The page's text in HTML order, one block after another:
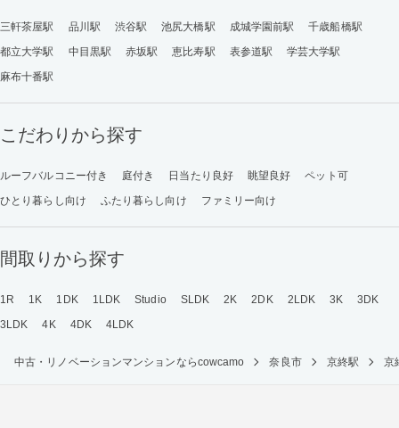
三軒茶屋駅 品川駅 渋谷駅 池尻大橋駅 成城学園前駅
千歳船橋駅
都立大学駅
中目黒駅 赤坂駅 恵比寿駅 表参道駅
学芸大学駅
麻布十番駅
こだわりから探す
ルーフバルコニー付き 庭付き 日当たり良好 眺望良好
ペット可
ひとり暮らし向け
ふたり暮らし向け ファミリー向け
間取りから探す
1R 1K 1DK 1LDK Studio SLDK 2K 2DK 2LDK 3K
3DK
3LDK
4K 4DK 4LDK
中古・リノベーションマンションならcowcamo 奈良市 京終駅 京